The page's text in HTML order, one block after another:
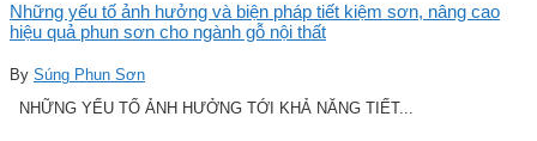
Những yếu tố ảnh hưởng và biện pháp tiết kiệm sơn, nâng cao
hiệu quả phun sơn cho ngành gỗ nội thất
By Súng Phun Sơn
NHỮNG YẾU TỐ ẢNH HƯỞNG TỚI KHẢ NĂNG TIẾT...